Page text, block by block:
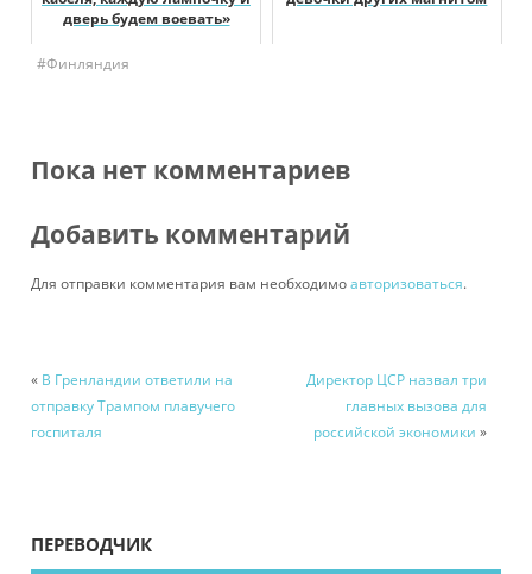
дверь будем воевать»
#Финляндия
Пока нет комментариев
Добавить комментарий
Для отправки комментария вам необходимоавторизоваться.
« В Гренландии ответили на
отправку Трампом плавучего
госпиталя
Директор ЦСР назвал три
главных вызова для
российской экономики »
ПЕРЕВОДЧИК